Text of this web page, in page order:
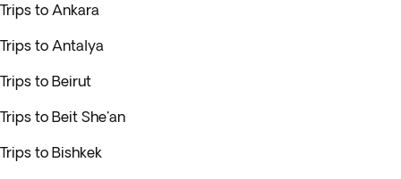
Trips to Ankara
Trips to Antalya
Trips to Beirut
Trips to Beit She'an
Trips to Bishkek